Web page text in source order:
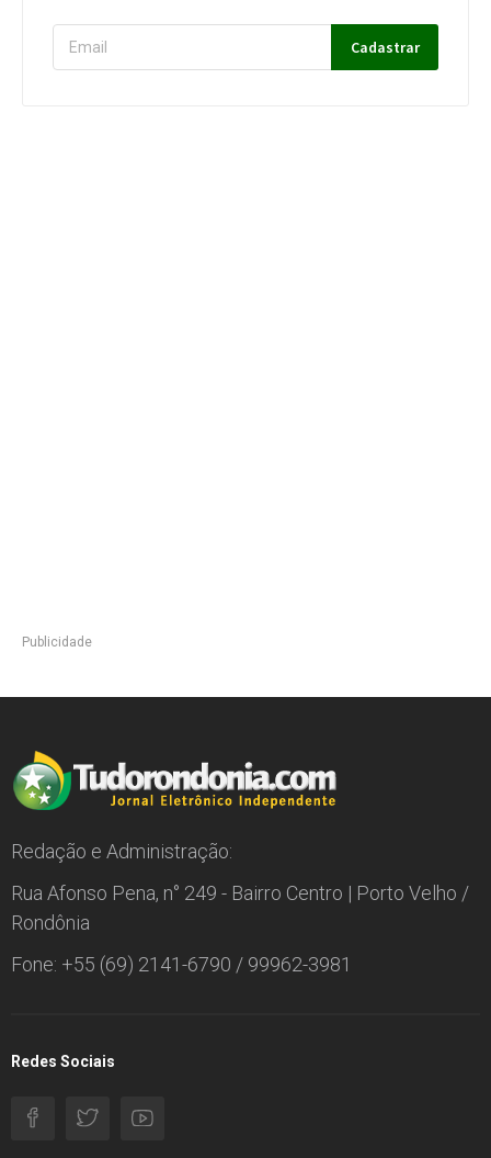
Cadastrar
Publicidade
Redação e Administração:
Rua Afonso Pena, n° 249 - Bairro Centro | Porto Velho /
Rondônia
Fone: +55 (69) 2141-6790 / 99962-3981
Redes Sociais